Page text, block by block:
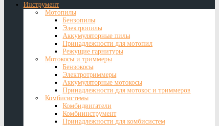
Инструмент
Мотопилы
Бензопилы
Электропилы
Аккумуляторные пилы
Принадлежности для мотопил
Режущие гарнитуры
Мотокосы и триммеры
Бензокосы
Электротриммеры
Аккумуляторные мотокосы
Принадлежности для мотокос и триммеров
Комбисистемы
Комбидвигатели
Комбиинструмент
Принадлежности для комбисистем